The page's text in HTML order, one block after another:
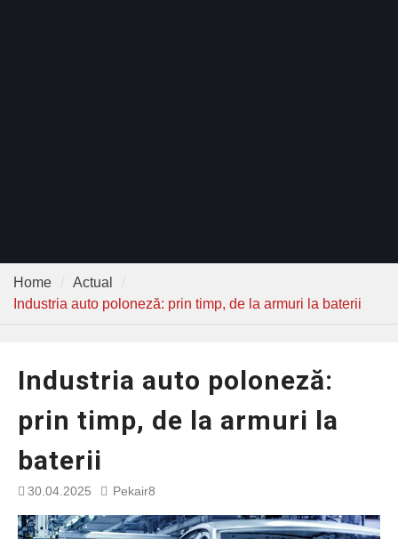
Home
Actual
Industria auto poloneză: prin timp, de la armuri la baterii
Industria auto poloneză:
prin timp, de la armuri la
baterii
30.04.2025 Pekair8